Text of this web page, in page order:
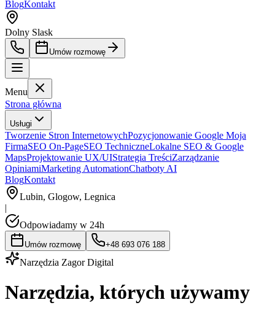
BlogKontakt
Dolny Slask
Umów rozmowę
Menu
Strona główna
Usługi
Tworzenie Stron InternetowychPozycjonowanie Google Moja
FirmaSEO On-PageSEO TechniczneLokalne SEO & Google
MapsProjektowanie UX/UIStrategia TreściZarządzanie
OpiniamiMarketing AutomationChatboty AI
BlogKontakt
Lubin, Glogow, Legnica
|
Odpowiadamy w 24h
Umów rozmowę +48 693 076 188
Narzędzia Zagor Digital
Narzędzia, których używamy